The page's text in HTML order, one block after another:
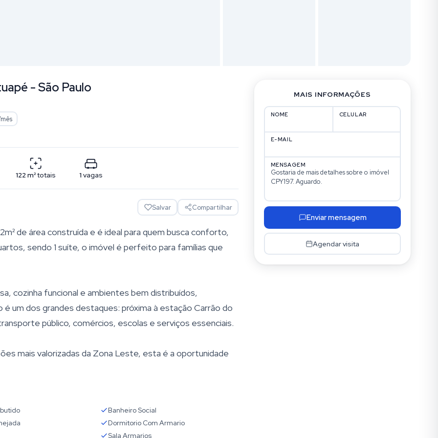
- São Paulo
122 m²totais 1 vagas
Salvar Compartilhar
de área construída e é ideal para quem busca conforto,
sendo 1 suíte, o imóvel é perfeito para famílias que
cozinha funcional e ambientes bem distribuídos,
um dos grandes destaques: próxima à estação Carrão do
público, comércios, escolas e serviços essenciais.
mais valorizadas da Zona Leste, esta é a oportunidade
Banheiro Social
Dormitorio Com Armario
Sala Armarios
MAIS INFORMAÇÕES
NOME CELULAR
E-MAIL
MENSAGEM
Enviar mensagem
Agendar visita